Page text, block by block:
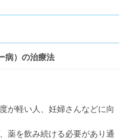
病）の治療法
が軽い人、妊婦さんなどに向
薬を飲み続ける必要があり通